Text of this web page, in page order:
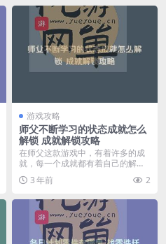
游戏攻略
师父不断学习的状态成就怎么
解锁 成就解锁攻略
在师父这款游戏中，有着许多的成
就，每一个成就都有着自己的解锁
方式，其中不断学习的...
3 年前 2